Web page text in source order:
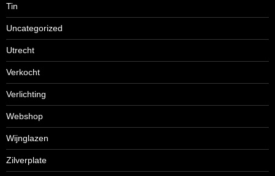
Tin
Uncategorized
Utrecht
Verkocht
Verlichting
Webshop
Wijnglazen
Zilverplate